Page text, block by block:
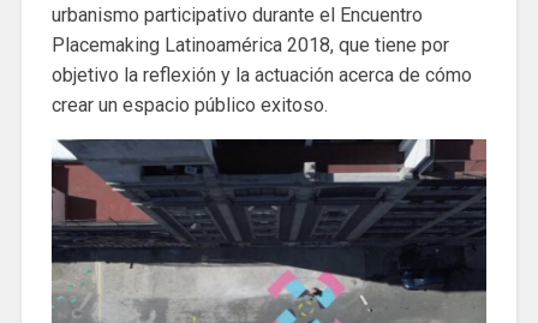
urbanismo participativo durante el Encuentro
Placemaking Latinoamérica 2018, que tiene por
objetivo la reflexión y la actuación acerca de cómo
crear un espacio público exitoso.